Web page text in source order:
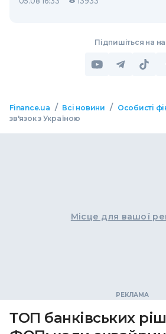
Підпишіться на
Finance.ua / Всі новини / Особисті
зв'язок з Україною
Місце для вашої
ТОП банківських